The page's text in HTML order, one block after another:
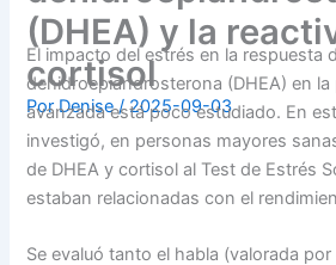
(DHEA) y la
cortisol
PorDenise/2025-09-03
El impacto del estrés en la respuesta
dehidroepiandrosterona (DHEA) en
avanzada está poco estudiado. En
investigó, en personas mayores
de DHEA y cortisol al Test de Estrés
estaban relacionadas con el
Se evaluó tanto el habla (valorada